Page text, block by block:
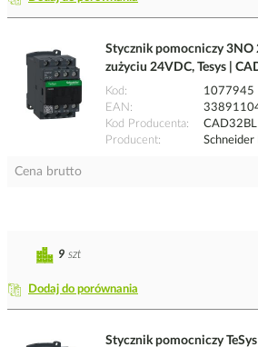
Stycznik pomocniczy 3NO
zużyciu 24VDC, Tesys |
Kod
1077945
EAN
Kod Producenta
CAD32BL
Producent
Schneider
Cena brutto
Dodaj do porównania
9 szt
Stycznik pomocniczy